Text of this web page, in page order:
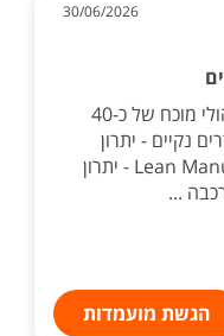
30/06/2026
הנדסאי/ת מכונות - יתרון. ניסיון ניהולי מוכח של כ-40
נקיים - יתרון
משמעותי. היכרות עם Lean Manufacturing - יתרון
...
הגשת מועמדות